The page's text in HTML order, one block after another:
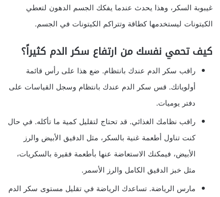
غيبوبة السكر، وهذا يحدث عندما يفكك الجسم الدهون لتعطي
الكيتونات ليستخدمها كطاقة وتتراكم الكيتونات في الجسم.
كيف تحمي نفسك من ارتفاع سكر الدم كثيراً؟
راقب سكر الدم عندك بانتظام. ضع هذا على رأس قائمة
أولوياتك. قس سكر الدم عندك بانتظام وسجل القياسات على
دفتر يوميات.
راقب نظامك الغذائي. قد تحتاج لتقليل كمية ما تأكله. في حال
كنت تناول أطعمة غنية بالسكر، مثل الدقيق الأبيض والرز
الأبيض، فيمكنك الاستعاضة عنها بأطعمة فقيرة بالسكريات،
مثل خبز الدقيق الكامل والرز الأسمر.
مارس الرياضة. تساعدك الرياضة في تقليل مستوى سكر الدم